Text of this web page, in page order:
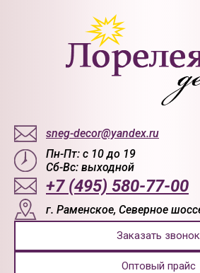
sneg-decor@yandex.ru
Пн-Пт: с 10 до 19
Сб-Вс: выходной
+7 (495) 580-77-00
г. Раменское, Северное
Заказать звонок
Оптовый прайс